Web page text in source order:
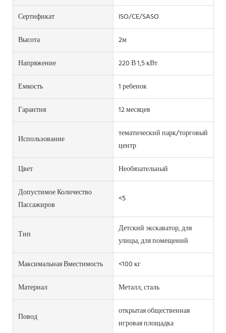
Сертификат
ISO/CE/SASO
Высота
2м
Напряжение
220 В 1,5 кВт
Емкость
1 ребенок
Гарантия
12 месяцев
Использование
тематический парк/торговый
центр
Цвет
Необязательный
Допустимое Количество
Пассажиров
<5
Тип
Детский экскаватор, для
улицы, для помещений
Максимальная Вместимость
<100 кг
Материал
Металл, сталь
Повод
открытая общественная
игровая площадка